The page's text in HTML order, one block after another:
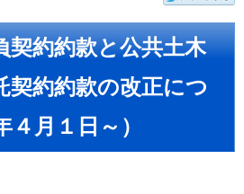
契約約款と公共土木
契約約款の改正につ
月１日～）